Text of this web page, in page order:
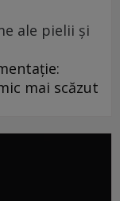
ale pielii și
mai scăzut